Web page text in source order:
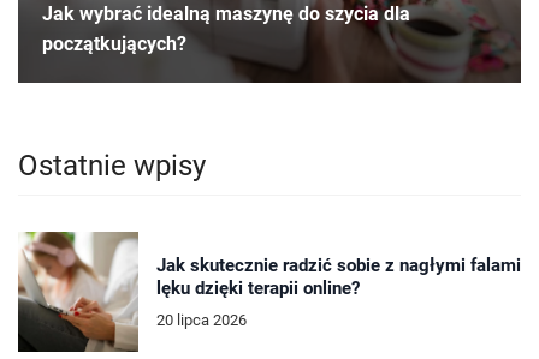
Jak wybrać idealną maszynę do szycia dla
początkujących?
Ostatnie wpisy
Jak skutecznie radzić sobie z nagłymi falami
lęku dzięki terapii online?
20 lipca 2026